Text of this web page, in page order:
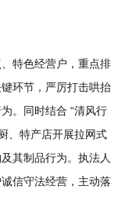
特色经营户，重点排
环节，严厉打击哄抬
。同时结合 “清风行
、特产店开展拉网式
其制品行为。执法人
信守法经营，主动落